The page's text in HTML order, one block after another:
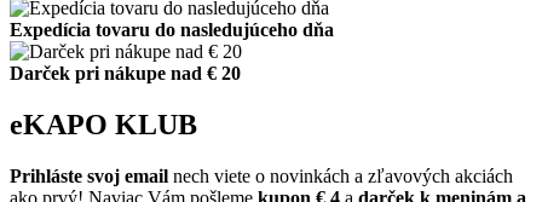
Expedícia tovaru do nasledujúceho dňa
Darček pri nákupe nad € 20
eKAPO KLUB
Prihláste svoj email nech viete o novinkách a zľavových akciách
ako prvý! Naviac Vám pošleme kupon € 4 a darček k meninám a